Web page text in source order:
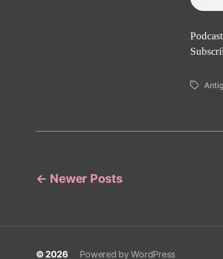
Tags
Posts
← Newer Posts
© 2026 Powered by WordPress